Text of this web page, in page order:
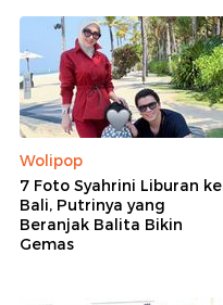
Wolipop
7 Foto Syahrini Liburan ke
Bali, Putrinya yang
Beranjak Balita Bikin
Gemas